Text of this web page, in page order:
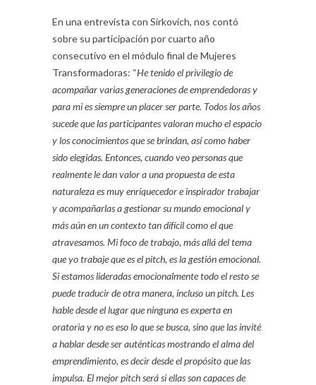
En una entrevista con Sirkovich, nos contó
sobre su participación por cuarto año
consecutivo en el módulo final de Mujeres
Transformadoras: “He tenido el privilegio de
acompañar varias generaciones de emprendedoras y
para mi es siempre un placer ser parte. Todos los años
sucede que las participantes valoran mucho el espacio
y los conocimientos que se brindan, así como haber
sido elegidas. Entonces, cuando veo personas que
realmente le dan valor a una propuesta de esta
naturaleza es muy enriquecedor e inspirador trabajar
y acompañarlas a gestionar su mundo emocional y
más aún en un contexto tan difícil como el que
atravesamos. Mi foco de trabajo, más allá del tema
que yo trabaje que es el pitch, es la gestión emocional.
Si estamos lideradas emocionalmente todo el resto se
puede traducir de otra manera, incluso un pitch. Les
hable desde el lugar que ninguna es experta en
oratoria y no es eso lo que se busca, sino que las invité
a hablar desde ser auténticas mostrando el alma del
emprendimiento, es decir desde el propósito que las
impulsa. El mejor pitch será si ellas son capaces de